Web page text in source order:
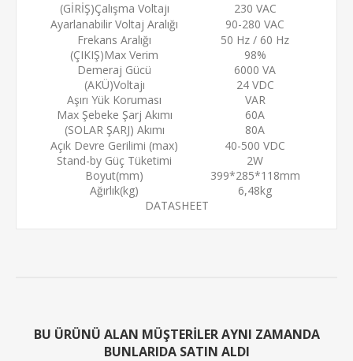
(GİRİŞ)Çalışma Voltajı
230 VAC
Ayarlanabilir Voltaj Aralığı
90-280 VAC
Frekans Aralığı
50 Hz / 60 Hz
(ÇIKIŞ)Max Verim
98%
Demeraj Gücü
6000 VA
(AKÜ)Voltajı
24 VDC
Aşırı Yük Koruması
VAR
Max Şebeke Şarj Akımı
60A
(SOLAR ŞARJ) Akımı
80A
Açık Devre Gerilimi (max)
40-500 VDC
Stand-by Güç Tüketimi
2W
Boyut(mm)
399*285*118mm
Ağırlık(kg)
6,48kg
DATASHEET
BU ÜRÜNÜ ALAN MÜŞTERILER AYNI ZAMANDA
BUNLARIDA SATIN ALDI